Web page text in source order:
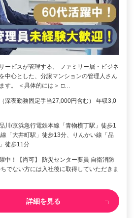
ービスが管理する、 ファミリー層・ビジネ
中心とした、分譲マンションの管理人さん
す。 ＜具体的には＞ □…
深夜勤務固定手当27,000円含む） 年収3,0
川/京浜急行電鉄本線「青物横丁駅」徒歩1
「大井町駅」徒歩13分、りんかい線「品
徒歩11分
中！【尚可】 防災センター要員 自衛消防
でない方には入社後に取得していただきま
詳細を見る